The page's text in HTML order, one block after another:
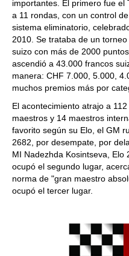
importantes. El primero fue el
a 11 rondas, con un control
sistema eliminatorio,
2010. Se trataba de un
suizo con más de 2000
ascendió a 43.000 francos
manera: CHF 7.000, 5.000,
muchos premios más por
El acontecimiento atrajo a
maestros y 14 maestros
favorito según su Elo, el GM
2682, por desempate, por
MI Nadezhda Kosintseva,
ocupó el segundo lugar,
norma de "gran maestro
ocupó el tercer lugar.